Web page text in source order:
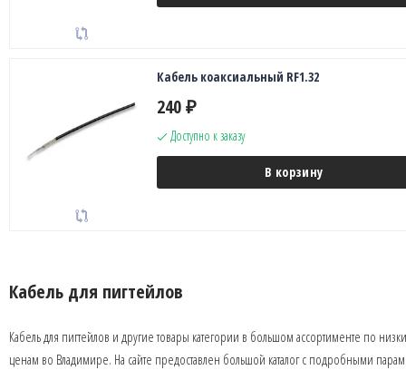
Кабель коаксиальный RF1.32
240 ₽
Доступно к заказу
В корзину
Кабель для пигтейлов
Кабель для пигтейлов и другие товары категории в большом ассортименте по
ценам во Владимире. На сайте предоставлен большой каталог с подробными